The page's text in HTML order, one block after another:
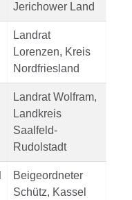
Jerichower Land
Landrat
Lorenzen, Kreis
Nordfriesland
Landrat Wolfram,
Landkreis
Saalfeld-
Rudolstadt
Beigeordneter
Schütz, Kassel